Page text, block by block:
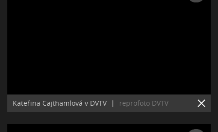
Kateřina Cajthamlová v DVTV | reprofoto DVTV